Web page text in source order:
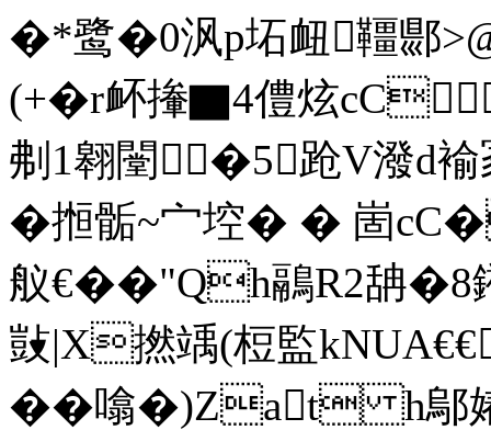
�*鹭�0沨p坧衄韁郻
(+�r衃撪▇4僼炫
刜1翱闛�5跄V潑d褕
�搄骺~宀埪� � 崮
舣€��"Qh鷊R2舑�8
敱|X撚竬(梪監
��噏�)Zat h鄔